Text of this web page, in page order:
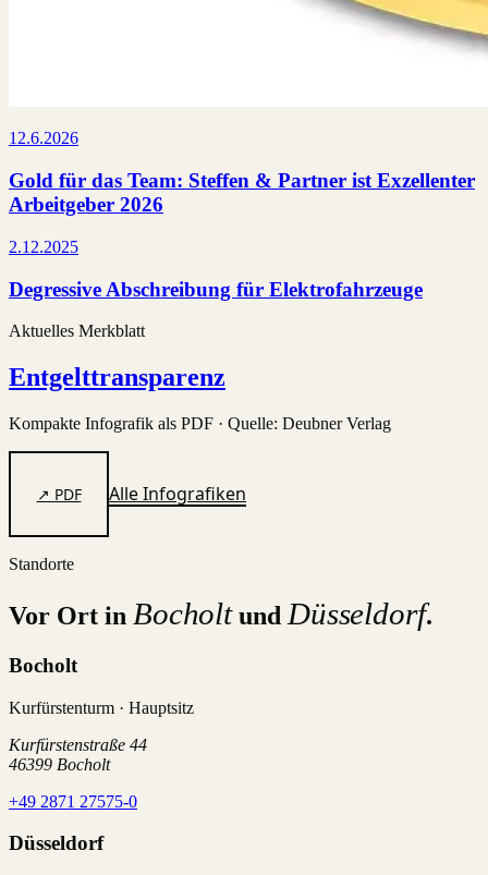
12.6.2026
Gold für das Team: Steffen & Partner ist Exzellenter
Arbeitgeber 2026
2.12.2025
Degressive Abschreibung für Elektrofahrzeuge
Aktuelles Merkblatt
Entgelttransparenz
Kompakte Infografik als PDF · Quelle: Deubner Verlag
↗ PDF Alle Infografiken
Standorte
Vor Ort in Bocholt und Düsseldorf.
Bocholt
Kurfürstenturm · Hauptsitz
Kurfürstenstraße 44
46399 Bocholt
+49 2871 27575-0
Düsseldorf